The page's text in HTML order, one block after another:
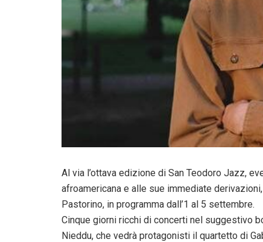
Al via l’ottava edizione di San Teodoro Jazz,
afroamericana e alle sue immediate
Pastorino, in programma dall’1 al 5 settembre.
Cinque giorni ricchi di concerti nel suggestivo
Nieddu, che vedrà protagonisti il quartetto di